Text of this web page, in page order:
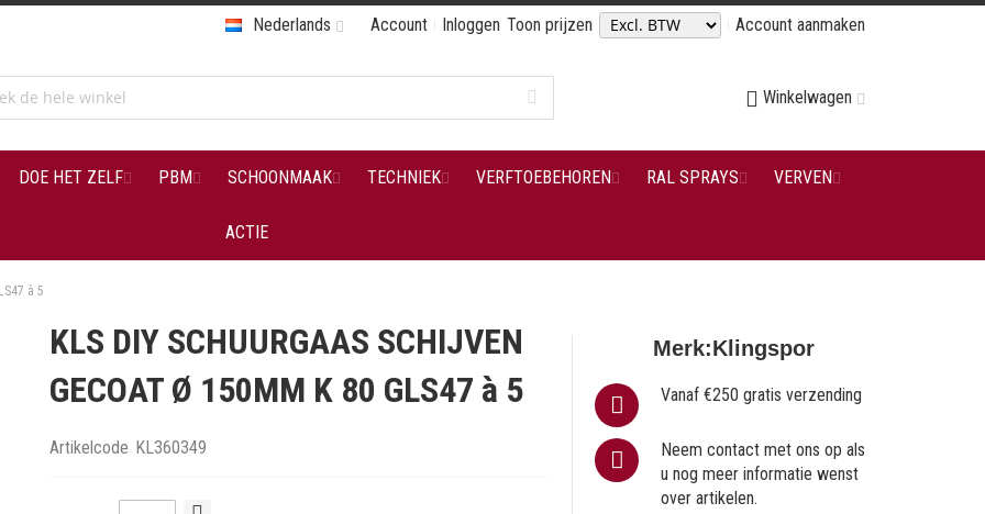
Account Inloggen Toon prijzen Account aanmaken
Nederlands
Winkelwagen
DOE HET ZELF PBM SCHOONMAAK TECHNIEK VERFTOEBEHOREN RAL SPRAYS VERVEN
ACTIE
à 5
KLS DIY SCHUURGAAS SCHIJVEN
GECOAT Ø 150MM K 80 GLS47 à 5
Artikelcode KL360349
Merk:Klingspor
Vanaf €250 gratis verzending
Neem contact met ons op als
u nog meer informatie wenst
over artikelen.